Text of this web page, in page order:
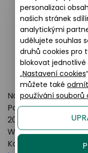
Název výrobce:
Poštovní adresa:
20123 Italy
Webové stránky:
Kontakt:
personalizaci
našich stránek
analytickými
udělujete souhlas
druhů cookies pro
blokovat
„Nastavení cookies
můžete také
používání souborů